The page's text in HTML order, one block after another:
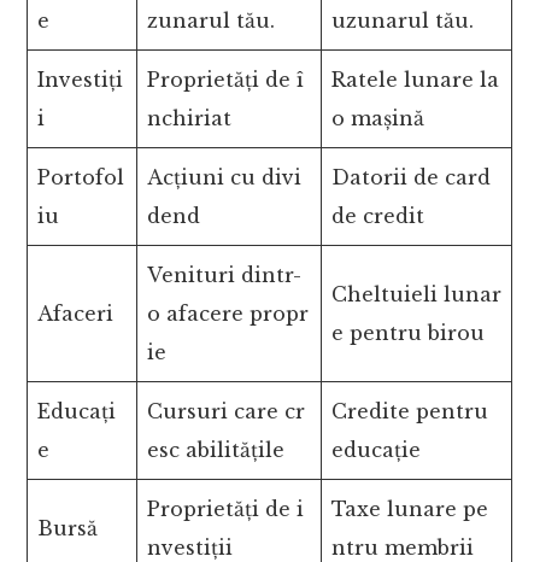
e zunarul tău. uzunarul tău.
Investiți
i
Proprietăți de î
nchiriat
Ratele lunare la
o mașină
Portofol
iu
Acțiuni cu divi
dend
Datorii de card
de credit
Afaceri
Venituri dintr-
o afacere propr
ie
Cheltuieli lunar
e pentru birou
Educați
e
Cursuri care cr
esc abilitățile
Credite pentru
educație
Bursă
Proprietăți de i
nvestiții
Taxe lunare pe
ntru membrii